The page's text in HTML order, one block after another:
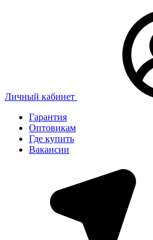
Личный кабинет
Гарантия
Оптовикам
Где купить
Вакансии